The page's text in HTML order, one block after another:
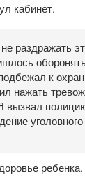
кабинет.
раздражать
к
нажать
вызвал